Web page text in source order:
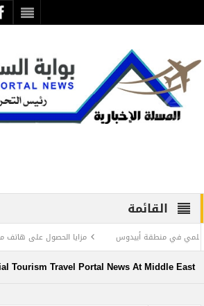
القائمة
مزايا الحصول على هاتف مستعمل
Tourism Travel Portal News At Middle East